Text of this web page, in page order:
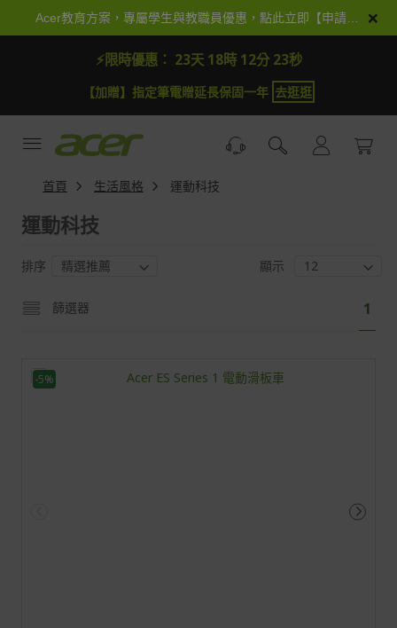
×
⚡限時優惠： 23天 18時 12分 22秒
【加贈】指定筆電贈延長保固一年 去逛逛
首頁 生活風格 運動科技
運動科技
排序 顯示
篩選器
您
目
1
-5%